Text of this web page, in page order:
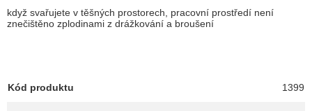
když svařujete v těšných prostorech, pracovní prostředí není
znečištěno zplodinami z drážkování a broušení
Kód produktu 1399